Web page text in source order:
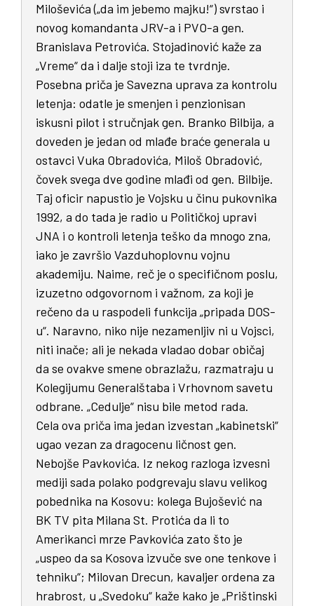
Miloševića („da im jebemo majku!“) svrstao i
novog komandanta JRV-a i PVO-a gen.
Branislava Petrovića. Stojadinović kaže za
„Vreme“ da i dalje stoji iza te tvrdnje.
Posebna priča je Savezna uprava za kontrolu
letenja: odatle je smenjen i penzionisan
iskusni pilot i stručnjak gen. Branko Bilbija, a
doveden je jedan od mlađe braće generala u
ostavci Vuka Obradovića, Miloš Obradović,
čovek svega dve godine mlađi od gen. Bilbije.
Taj oficir napustio je Vojsku u činu pukovnika
1992, a do tada je radio u Političkoj upravi
JNA i o kontroli letenja teško da mnogo zna,
iako je završio Vazduhoplovnu vojnu
akademiju. Naime, reč je o specifičnom poslu,
izuzetno odgovornom i važnom, za koji je
rečeno da u raspodeli funkcija „pripada DOS-
u“. Naravno, niko nije nezamenljiv ni u Vojsci,
niti inače; ali je nekada vladao dobar običaj
da se ovakve smene obrazlažu, razmatraju u
Kolegijumu Generalštaba i Vrhovnom savetu
odbrane. „Cedulje“ nisu bile metod rada.
Cela ova priča ima jedan izvestan „kabinetski“
ugao vezan za dragocenu ličnost gen.
Nebojše Pavkovića. Iz nekog razloga izvesni
mediji sada polako podgrevaju slavu velikog
pobednika na Kosovu: kolega Bujošević na
BK TV pita Milana St. Protića da li to
Amerikanci mrze Pavkovića zato što je
„uspeo da sa Kosova izvuče sve one tenkove i
tehniku“; Milovan Drecun, kavaljer ordena za
hrabrost, u „Svedoku“ kaže kako je „Prištinski